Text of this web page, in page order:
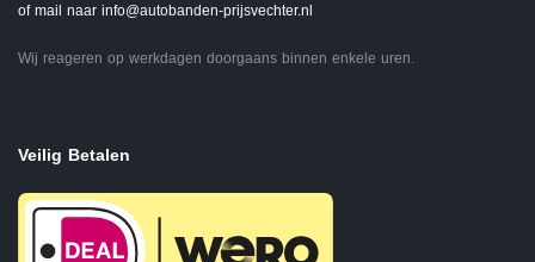
of mail naar info@autobanden-prijsvechter.nl
Wij reageren op werkdagen doorgaans binnen enkele uren.
Veilig Betalen